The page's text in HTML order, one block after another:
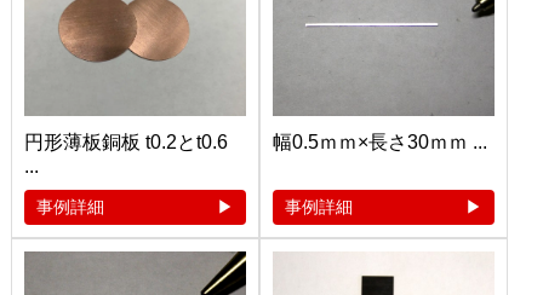
円形薄板銅板 t0.2とt0.6
...
事例詳細
幅0.5ｍｍ×長さ30ｍｍ ...
事例詳細